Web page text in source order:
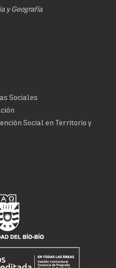
y Geografía
Sociales
Social en Territorio y